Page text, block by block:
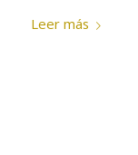
Leer más